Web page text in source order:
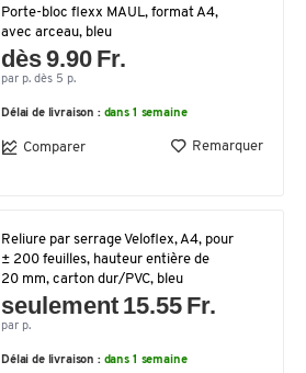
Porte-bloc flexx MAUL, format A4,
avec arceau, bleu
dès 9.90 Fr.
par p. dès 5 p.
Délai de livraison : dans 1 semaine
Comparer Remarquer
Reliure par serrage Veloflex, A4, pour
± 200 feuilles, hauteur entière de
20 mm, carton dur/PVC, bleu
seulement 15.55 Fr.
par p.
Délai de livraison : dans 1 semaine